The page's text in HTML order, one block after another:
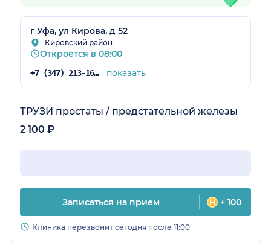
г Уфа, ул Кирова, д 52
Кировский район
Откроется в 08:00
+7 (347) 213-16-75 показать
ТРУЗИ простаты / предстательной железы
2 100 ₽
Записаться на прием + 100
Клиника перезвонит сегодня после 11:00